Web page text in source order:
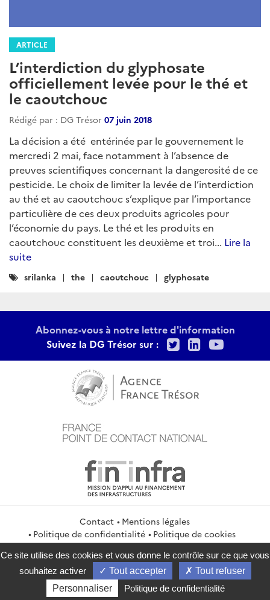
ARTICLE
L’interdiction du glyphosate
officiellement levée pour le thé et
le caoutchouc
Rédigé par : DG Trésor 07 juin 2018
La décision a été entérinée par le gouvernement le
mercredi 2 mai, face notamment à l’absence de
preuves scientifiques concernant la dangerosité de ce
pesticide. Le choix de limiter la levée de l’interdiction
au thé et au caoutchouc s’explique par l’importance
particulière de ces deux produits agricoles pour
l’économie du pays. Le thé et les produits en
caoutchouc constituent les deuxième et troi... Lire la
suite
Catégories
srilanka the caoutchouc glyphosate
Abonnez-vous à notre lettre d'information
Suivez la DG Trésor sur :
TwitterLinkedIn
Contact
Mentions légales
Politique de confidentialité
Politique de cookies
Gestion des cookies
Flux RSS
service-public.gouv.fr
legifrance.gouv.fr
info.gouv.fr
data.gouv.fr
Ce site utilise des cookies et vous donne le contrôle sur ce que vous
souhaitez activer
Tout accepter
Tout refuser
Personnaliser
Politique de confidentialité